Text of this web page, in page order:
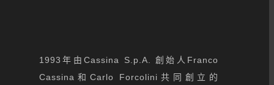
1993年由Cassina S.p.A. 創始人Franco
Cassina和Carlo Forcolini共同創立的